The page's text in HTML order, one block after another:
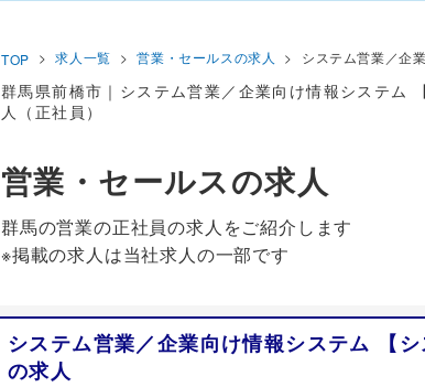
TOP 求人一覧 営業・セールスの求人 システム営業／企
群馬県前橋市｜システム営業／企業向け情報システム
人（正社員）
営業・セールスの求人
群馬の営業の正社員の求人をご紹介します
※掲載の求人は当社求人の一部です
システム営業／企業向け情報システム 【シ
の求人